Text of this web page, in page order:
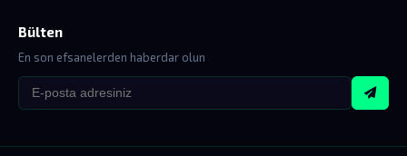
Bülten
En son efsanelerden haberdar olun